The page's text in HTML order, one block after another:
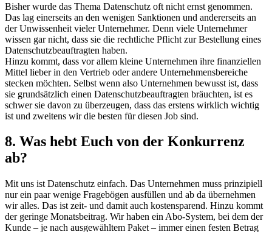
Bisher wurde das Thema Datenschutz oft nicht ernst genommen.
Das lag einerseits an den wenigen Sanktionen und andererseits an
der Unwissenheit vieler Unternehmer. Denn viele Unternehmer
wissen gar nicht, dass sie die rechtliche Pflicht zur Bestellung eines
Datenschutzbeauftragten haben.
Hinzu kommt, dass vor allem kleine Unternehmen ihre finanziellen
Mittel lieber in den Vertrieb oder andere Unternehmensbereiche
stecken möchten. Selbst wenn also Unternehmen bewusst ist, dass
sie grundsätzlich einen Datenschutzbeauftragten bräuchten, ist es
schwer sie davon zu überzeugen, dass das erstens wirklich wichtig
ist und zweitens wir die besten für diesen Job sind.
8. Was hebt Euch von der Konkurrenz
ab?
Mit uns ist Datenschutz einfach. Das Unternehmen muss prinzipiell
nur ein paar wenige Fragebögen ausfüllen und ab da übernehmen
wir alles. Das ist zeit- und damit auch kostensparend. Hinzu kommt
der geringe Monatsbeitrag. Wir haben ein Abo-System, bei dem der
Kunde – je nach ausgewähltem Paket – immer einen festen Betrag